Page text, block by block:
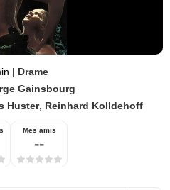
| Drame
Gainsbourg
Huster, Reinhard Kolldehoff
Mes amis
--